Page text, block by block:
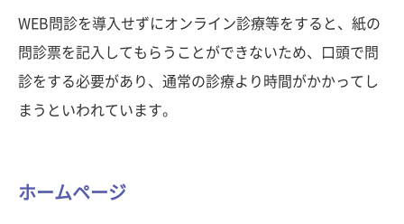
WEB問診を導入せずにオンライン診療等をすると、紙の
問診票を記入してもらうことができないため、口頭で問
診をする必要があり、通常の診療より時間がかかってし
まうといわれています。
ホームページ